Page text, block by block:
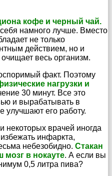
кофе и черный чай.
себя намного лучше. Вместо
не только
действием, но и
весь организм.
факт. Поэтому
нагрузки и
30 минут. Все это
и вырабатывать в
улучшают его работу.
некоторых врачей иногда
инфаркта,
небезобидно. Стакан
мозг в нокауте. А если вы
0,5 литра пива?